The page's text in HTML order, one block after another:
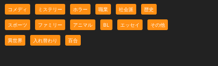
コメディ ミステリー ホラー 職業 社会派 歴史
スポーツ ファミリー アニマル BL エッセイ その他
異世界 入れ替わり 百合